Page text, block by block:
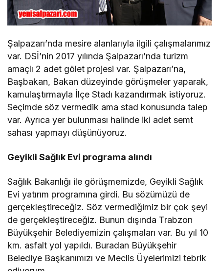
Şalpazarı’nda mesire alanlarıyla ilgili çalışmalarımız
var. DSİ’nin 2017 yılında Şalpazarı’nda turizm
amaçlı 2 adet gölet projesi var. Şalpazarı’na,
Başbakan, Bakan düzeyinde görüşmeler yaparak,
kamulaştırmayla İlçe Stadı kazandırmak istiyoruz.
Seçimde söz vermedik ama stad konusunda talep
var. Ayrıca yer bulunması halinde iki adet semt
sahası yapmayı düşünüyoruz.
Geyikli Sağlık Evi programa alındı
Sağlık Bakanlığı ile görüşmemizde, Geyikli Sağlık
Evi yatırım programına girdi. Bu sözümüzü de
gerçekleştireceğiz. Söz vermediğimiz bir çok şeyi
de gerçekleştireceğiz. Bunun dışında Trabzon
Büyükşehir Belediyemizin çalışmaları var. Bu yıl 10
km. asfalt yol yapıldı. Buradan Büyükşehir
Belediye Başkanımızı ve Meclis Üyelerimizi tebrik